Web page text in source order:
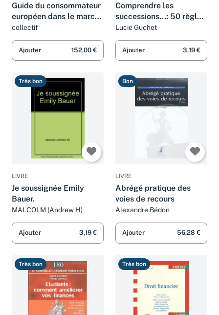
Guide du consommateur
européen dans le marché
unique
collectif
Ajouter 152,00 €
Comprendre les
successions...: 50 règles
indispensables à
connaître !
Lucie Guchet
Ajouter 3,19 €
Très bon
LIVRE
Je soussignée Emily
Bauer.
MALCOLM (Andrew H)
Ajouter 3,19 €
Bon
LIVRE
Abrégé pratique des
voies de recours
Alexandre Bédon
Ajouter 56,28 €
Très bon Très bon